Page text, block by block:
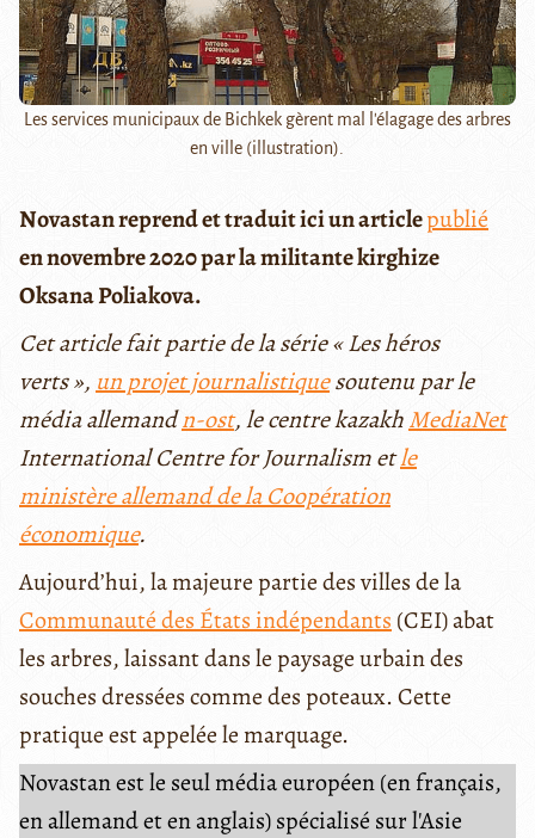
Les services municipaux de Bichkek gèrent mal l'élagage des arbres
en ville (illustration).
Novastan reprend et traduit ici un articlepublié
en novembre 2020 par la militante kirghize
Oksana Poliakova.
Cet article fait partie de la série « Les héros
verts », un projet journalistiquesoutenu par le
média allemandn-ost, le centre kazakhMediaNet
International Centre for Journalism etle
ministère allemand de la Coopération
économique.
Aujourd’hui, la majeure partie des villes de la
Communauté des États indépendants (CEI) abat
les arbres, laissant dans le paysage urbain des
souches dressées comme des poteaux. Cette
pratique est appelée le marquage.
Novastan est le seul média européen (en français,
en allemand et en anglais) spécialisé sur l'Asie